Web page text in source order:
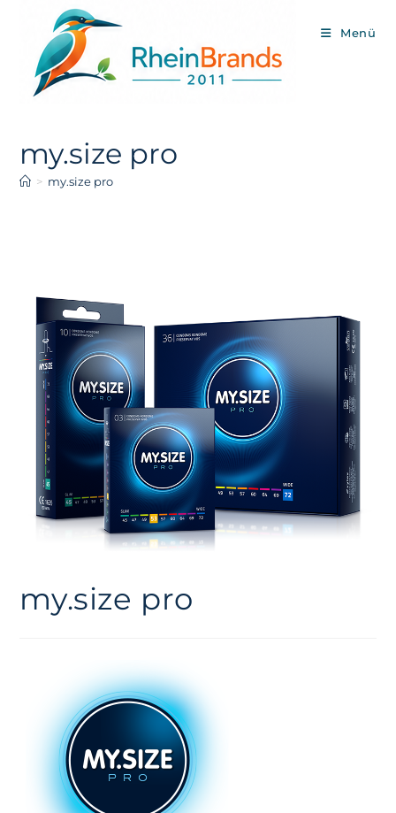
springen
Menü
my.size pro
> my.size pro
my.size pro